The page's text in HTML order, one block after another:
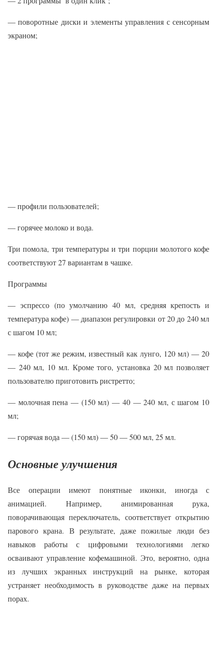
— поворотные диски и элементы управления с сенсорным
экраном;
— профили пользователей;
— горячее молоко и вода.
Три помола, три температуры и три порции молотого кофе
соответствуют 27 вариантам в чашке.
Программы
— эспрессо (по умолчанию 40 мл, средняя крепость и
температура кофе) — диапазон регулировки от 20 до 240 мл
с шагом 10 мл;
— кофе (тот же режим, известный как лунго, 120 мл) — 20
— 240 мл, 10 мл. Кроме того, установка 20 мл позволяет
пользователю приготовить ристретто;
— молочная пена — (150 мл) — 40 — 240 мл, с шагом 10
мл;
— горячая вода — (150 мл) — 50 — 500 мл, 25 мл.
Основные улучшения
Все операции имеют понятные иконки, иногда с
анимацией. Например, анимированная рука,
поворачивающая переключатель, соответствует открытию
парового крана. В результате, даже пожилые люди без
навыков работы с цифровыми технологиями легко
осваивают управление кофемашиной. Это, вероятно, одна
из лучших экранных инструкций на рынке, которая
устраняет необходимость в руководстве даже на первых
порах.